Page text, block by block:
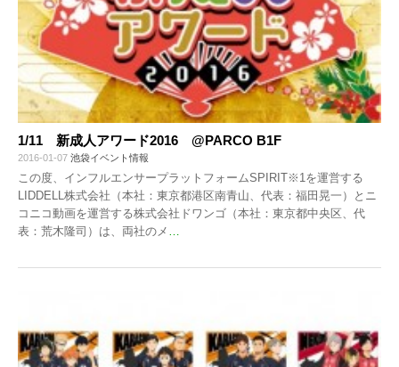
1/11 新成人アワード2016 @PARCO B1F
2016-01-07 池袋イベント情報
この度、インフルエンサープラットフォームSPIRIT※1を運営する
LIDDELL株式会社（本社：東京都港区南青山、代表：福田晃一）とニ
コニコ動画を運営する株式会社ドワンゴ（本社：東京都中央区、代
表：荒木隆司）は、両社のメ …